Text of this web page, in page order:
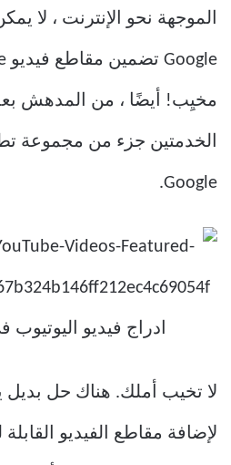
الموجهة نحو الإنترنت ، لا
مخيِب! أيضًا ، من المدهش
الخدمتين جزء من مجموعة
Google.
لا تخيب أملك. هناك حل بديل
لإضافة مقاطع الفيديو